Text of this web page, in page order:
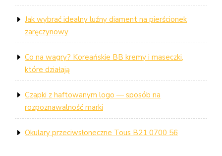
Jak wybrać idealny luźny diament na pierścionek
zaręczynowy
Co na wagry? Koreańskie BB kremy i maseczki,
które działają
Czapki z haftowanym logo — sposób na
rozpoznawalność marki
Okulary przeciwsłoneczne Tous B21 0700 56